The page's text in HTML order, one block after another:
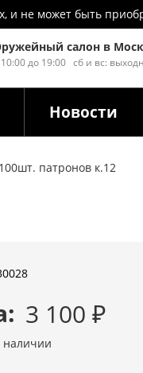
и не может быть
салон в
10:00 до 19:00 сб и вс:
Новости
патронов к.12
наличии
3 100 ₽